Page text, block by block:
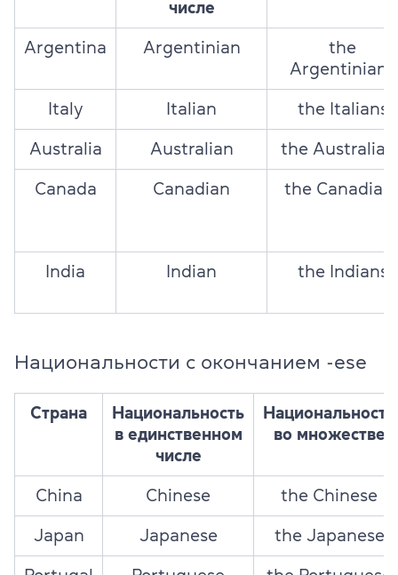
числе
Argentina Argentinian
the
Argentinians
Italy Italian the Italians
Australia Australian the
Canada Canadian the
India Indian the Indians
Национальности с окончанием -ese
Страна
Национальность
в единственном
числе
Национальность
во множестве
China Chinese the Chinese
Japan Japanese the Japanese